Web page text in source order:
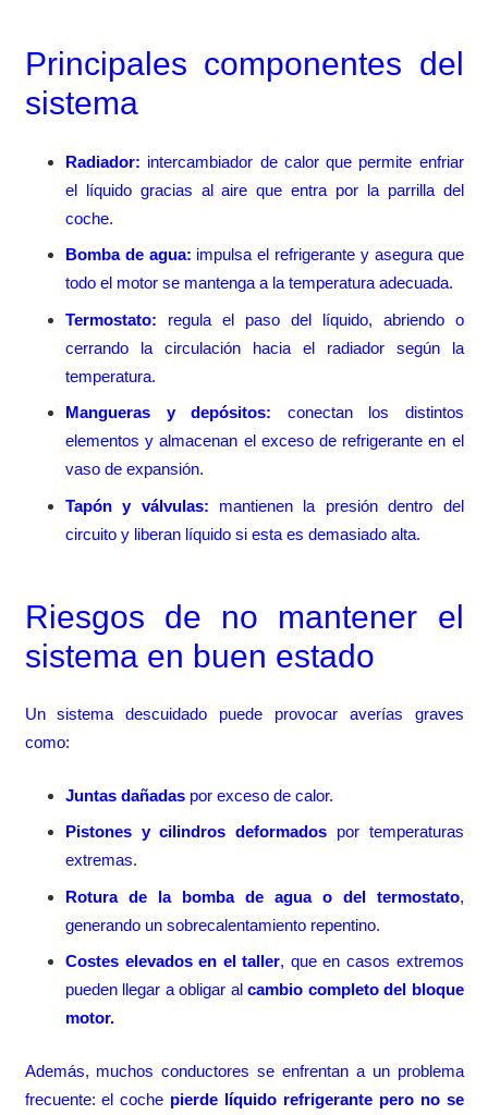
Principales componentes del
sistema
Radiador: intercambiador de calor que permite enfriar
el líquido gracias al aire que entra por la parrilla del
coche.
Bomba de agua: impulsa el refrigerante y asegura que
todo el motor se mantenga a la temperatura adecuada.
Termostato: regula el paso del líquido, abriendo o
cerrando la circulación hacia el radiador según la
temperatura.
Mangueras y depósitos: conectan los distintos
elementos y almacenan el exceso de refrigerante en el
vaso de expansión.
Tapón y válvulas: mantienen la presión dentro del
circuito y liberan líquido si esta es demasiado alta.
Riesgos de no mantener el
sistema en buen estado
Un sistema descuidado puede provocar averías graves
como:
Juntas dañadas por exceso de calor.
Pistones y cilindros deformados por temperaturas
extremas.
Rotura de la bomba de agua o del termostato,
generando un sobrecalentamiento repentino.
Costes elevados en el taller, que en casos extremos
pueden llegar a obligar alcambio completo del bloque
motor.
Además, muchos conductores se enfrentan a un problema
frecuente: el coche pierde líquido refrigerante pero no se